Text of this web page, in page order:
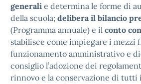
generali e determina le forme di
della scuola; delibera il bilancio
(Programma annuale) e il conto
stabilisce come impiegare i mezzi
funzionamento amministrativo e
consiglio l’adozione dei
rinnovo e la conservazione di tutti